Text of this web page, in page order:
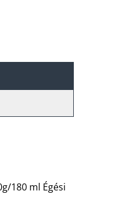
180 ml Égési